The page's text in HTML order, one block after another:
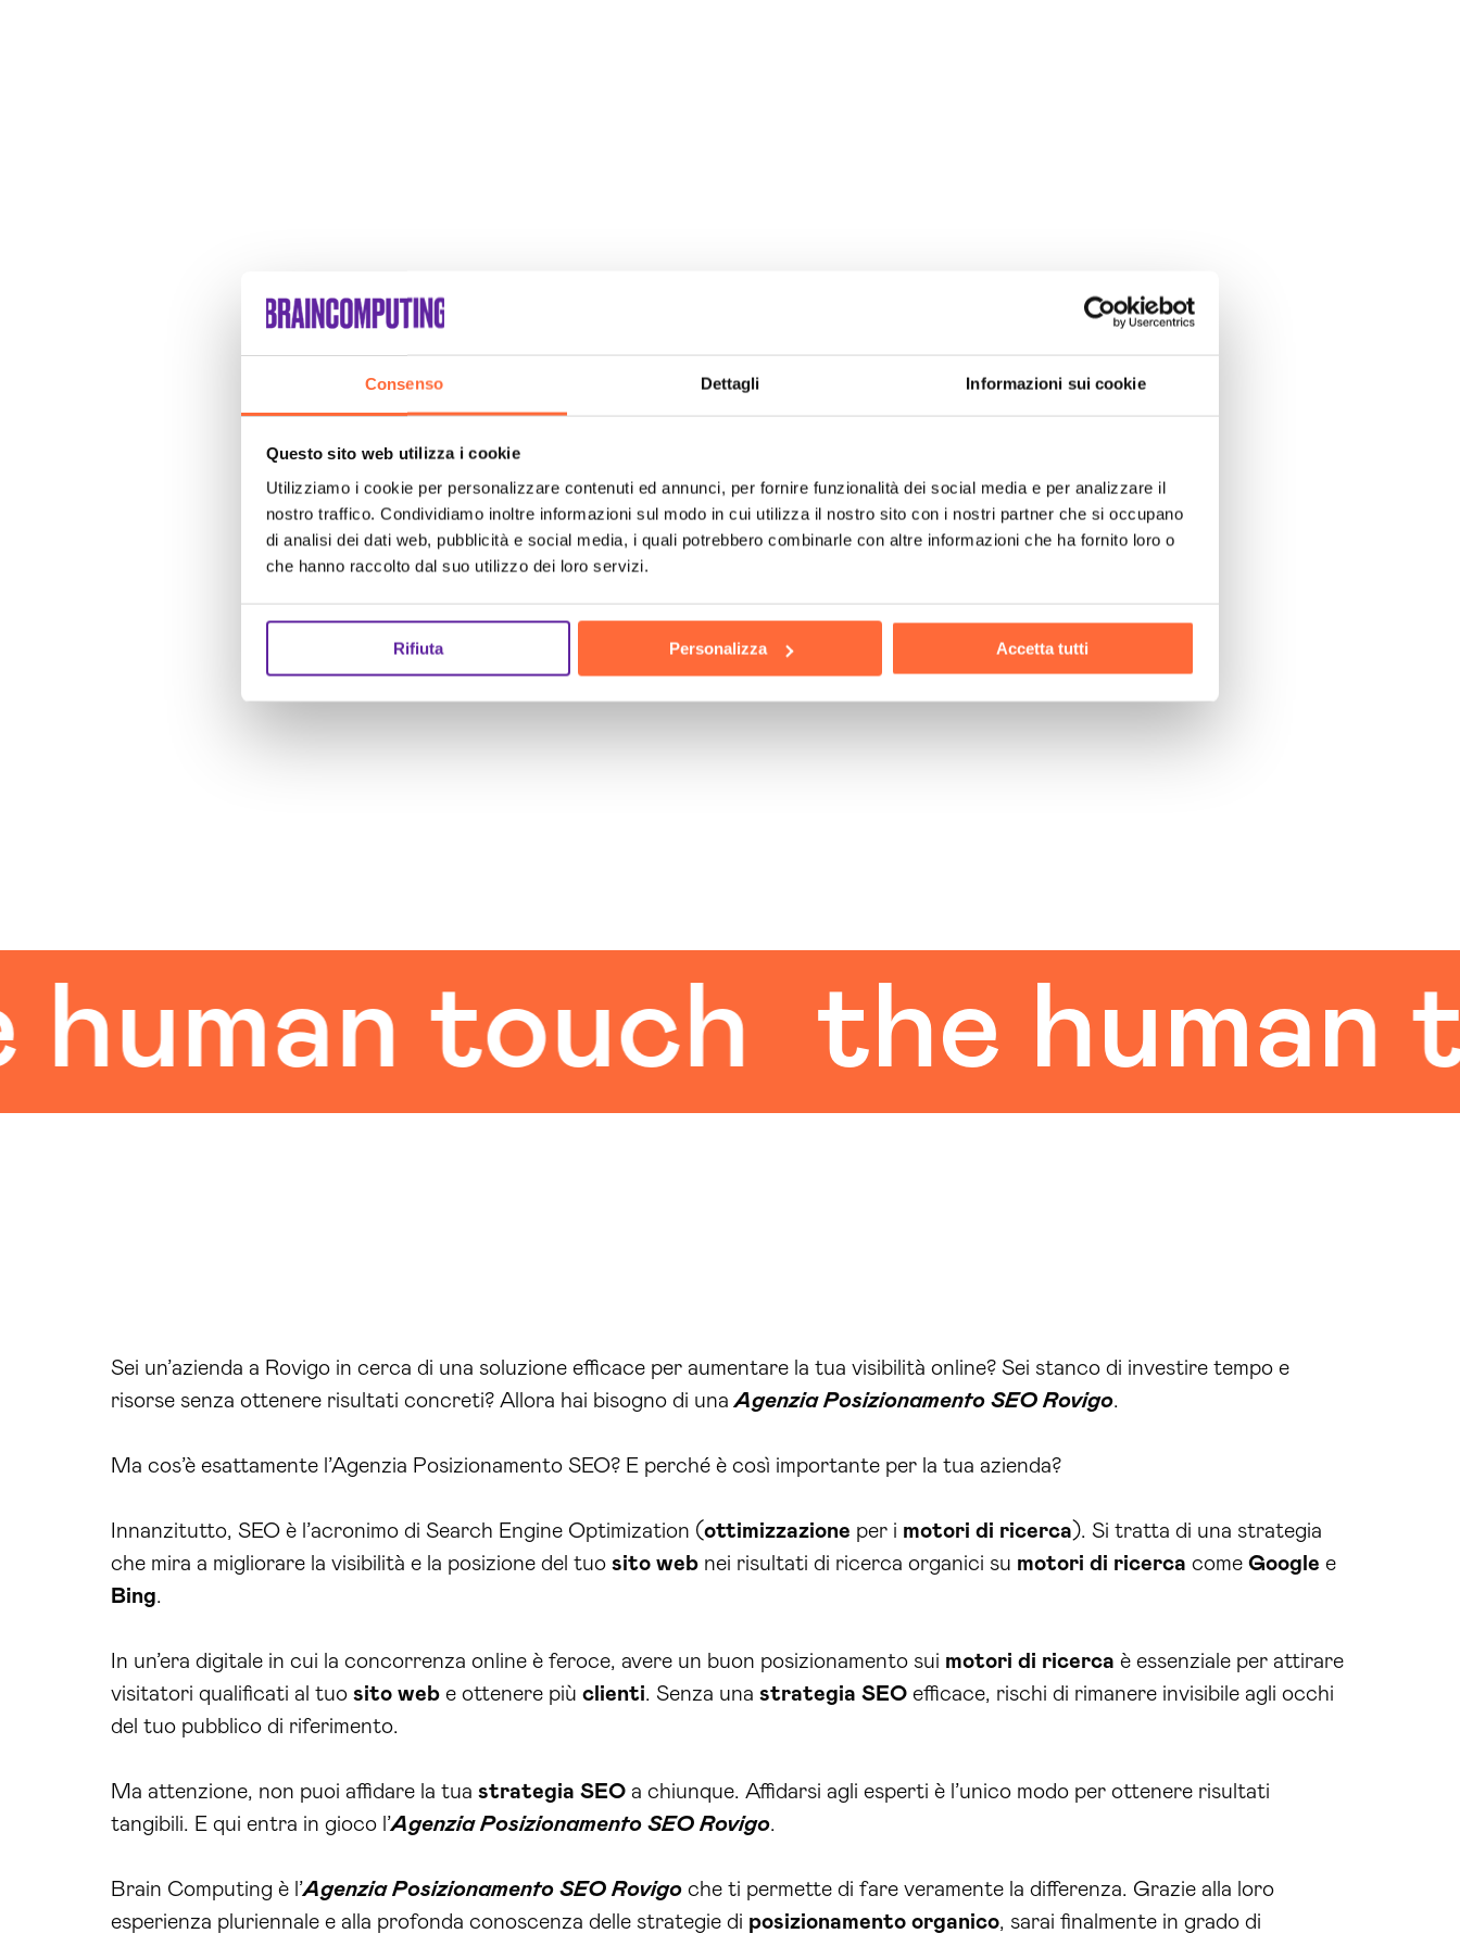
Consenso Dettagli Informazioni sui cookie
Questo sito web utilizza i cookie
Utilizziamo i cookie per personalizzare contenuti ed annunci, per fornire funzionalità dei social media e per analizzare il
nostro traffico. Condividiamo inoltre informazioni sul modo in cui utilizza il nostro sito con i nostri partner che si occupano
di analisi dei dati web, pubblicità e social media, i quali potrebbero combinarle con altre informazioni che ha fornito loro o
che hanno raccolto dal suo utilizzo dei loro servizi.
Rifiuta Personalizza Accetta tutti
touch the human
Sei un’azienda a Rovigo in cerca di una soluzione efficace per aumentare la tua visibilità online? Sei stanco di investire tempo e
risorse senza ottenere risultati concreti? Allora hai bisogno di unaAgenzia Posizionamento SEO Rovigo.
Ma cos’è esattamente l’Agenzia Posizionamento SEO? E perché è così importante per la tua azienda?
Innanzitutto, SEO è l’acronimo di Search Engine Optimization (ottimizzazione per i motori di ricerca ). Si tratta di una strategia
che mira a migliorare la visibilità e la posizione del tuo sito web nei risultati di ricerca organici su motori di ricerca come Google e
Bing.
In un’era digitale in cui la concorrenza online è feroce, avere un buon posizionamento sui motori di ricerca è essenziale per attirare
visitatori qualificati al tuo sito web e ottenere più clienti. Senza una strategia SEO efficace, rischi di rimanere invisibile agli occhi
del tuo pubblico di riferimento.
Ma attenzione, non puoi affidare la tua strategia SEO a chiunque. Affidarsi agli esperti è l’unico modo per ottenere risultati
tangibili. E qui entra in gioco l’Agenzia Posizionamento SEO Rovigo.
Brain Computing è l’Agenzia Posizionamento SEO Rovigo che ti permette di fare veramente la differenza. Grazie alla loro
esperienza pluriennale e alla profonda conoscenza delle strategie di posizionamento organico, sarai finalmente in grado di